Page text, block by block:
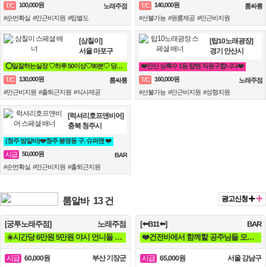
T/C
100,000원
노래주점
#순번확실 #만근비지원 #팁별도
T/C
140,000원
룸싸롱
#선불가능 #원룸제공 #만근비지원
[삼칠이]
서울 마포구
⭕일잘하는실장 ♡하루 50이상♡90분♡ 당일지급♡훈훈⭕
T/C
130,000원
룸싸롱
#만근비지원 #출퇴근지원 #식사제공
[탑10노래광장]
경기 안산시
❤️안산 상록수 1등 탑텐 직원구합니다❤️
T/C
160,000원
노래주점
#선불가능 #만근비지원 #성형지원
[럭셔리호프앤비어]
충북 청주시
(청주 밤알바)❤️청주 봉명동 구. 슈퍼맨 ❤️
시급
50,000원
BAR
#순번확실 #만근비지원 #출퇴근지원
룸알바 13 건 광고신청
[궁투노래주점]
노래주점
☀️시간당 6만원 5만원 야시 언니들 모십니다☀️
시급 60,000원 부산 기장군
[⬅️B11⬅️]
BAR
❤️건전바에서 함께할 공주님들 모집합니다❤️
시급 65,000원 서울 강남구